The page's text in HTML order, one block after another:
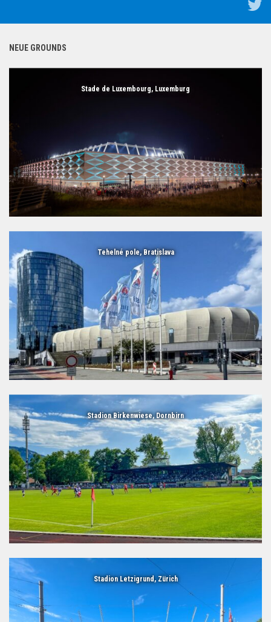
NEUE GROUNDS
Stade de Luxembourg, Luxemburg
Tehelné pole, Bratislava
Stadion Birkenwiese, Dornbirn
Stadion Letzigrund, Zürich